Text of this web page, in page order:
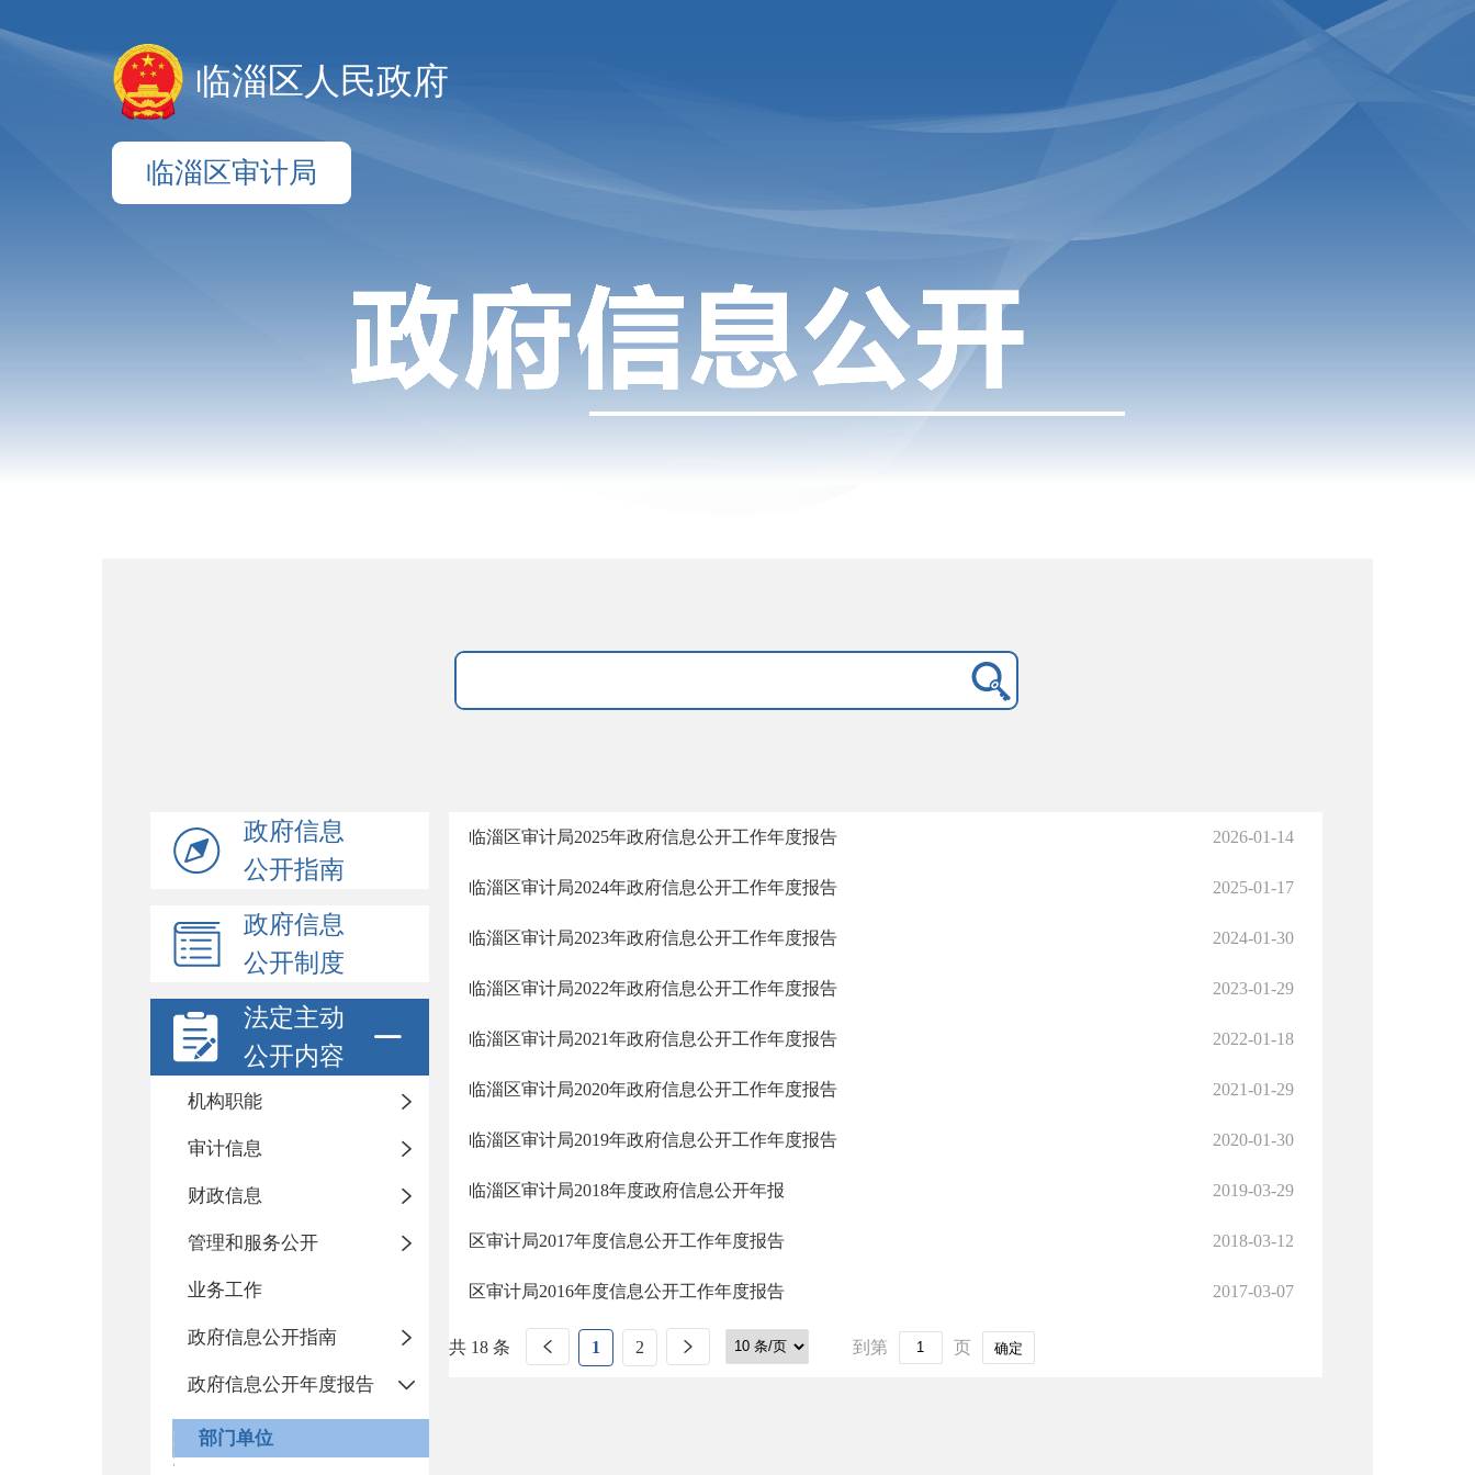
临淄区人民政府
临淄区审计局
政府信息
公开指南
政府信息
公开制度
法定主动
公开内容
机构职能
审计信息
财政信息
管理和服务公开
业务工作
政府信息公开指南
政府信息公开年度报告
部门单位
临淄区审计局2025年政府信息公开工作年度报告 2026-01-14
临淄区审计局2024年政府信息公开工作年度报告 2025-01-17
临淄区审计局2023年政府信息公开工作年度报告 2024-01-30
临淄区审计局2022年政府信息公开工作年度报告 2023-01-29
临淄区审计局2021年政府信息公开工作年度报告 2022-01-18
临淄区审计局2020年政府信息公开工作年度报告 2021-01-29
临淄区审计局2019年政府信息公开工作年度报告 2020-01-30
临淄区审计局2018年度政府信息公开年报 2019-03-29
区审计局2017年度信息公开工作年度报告 2018-03-12
区审计局2016年度信息公开工作年度报告 2017-03-07
共 18 条 1 2 到第 页 确定